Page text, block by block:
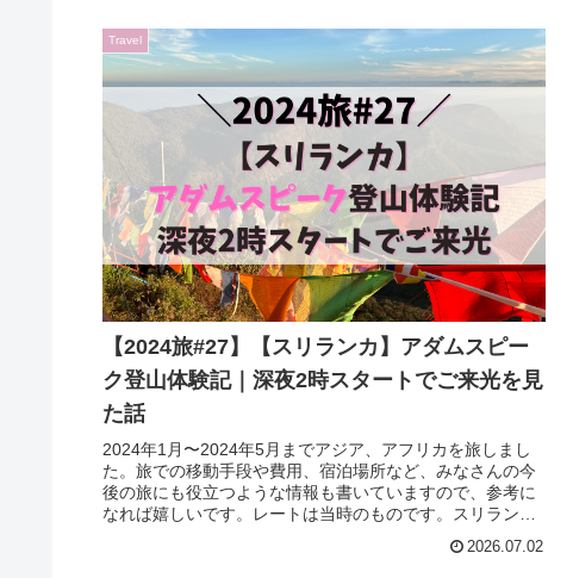
Travel
【2024旅#27】【スリランカ】アダムスピー
ク登山体験記｜深夜2時スタートでご来光を見
た話
2024年1月〜2024年5月までアジア、アフリカを旅しまし
た。旅での移動手段や費用、宿泊場所など、みなさんの今
後の旅にも役立つような情報も書いていますので、参考に
なれば嬉しいです。レートは当時のものです。スリランカ
2026.07.02